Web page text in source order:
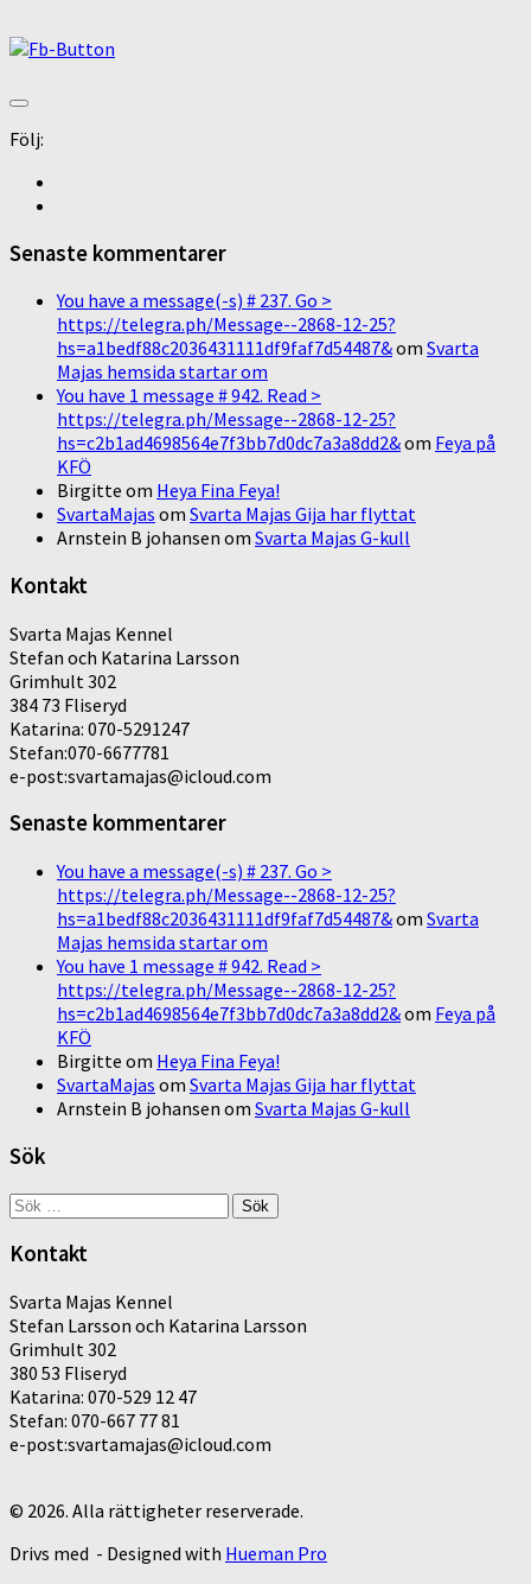
Följ:
Senaste kommentarer
You have a message(-s) # 237. Go >
https://telegra.ph/Message--2868-12-25?
hs=a1bedf88c2036431111df9faf7d54487&om Svarta
Majas hemsida startar om
You have 1 message # 942. Read >
https://telegra.ph/Message--2868-12-25?
hs=c2b1ad4698564e7f3bb7d0dc7a3a8dd2&om Feya på
KFÖ
Birgitte om Heya Fina Feya!
SvartaMajas om Svarta Majas Gija har flyttat
Arnstein B johansen om Svarta Majas G-kull
Kontakt
Svarta Majas Kennel
Stefan och Katarina Larsson
Grimhult 302
384 73 Fliseryd
Katarina: 070-5291247
Stefan:070-6677781
e-post:svartamajas@icloud.com
Senaste kommentarer
You have a message(-s) # 237. Go >
https://telegra.ph/Message--2868-12-25?
hs=a1bedf88c2036431111df9faf7d54487&om Svarta
Majas hemsida startar om
You have 1 message # 942. Read >
https://telegra.ph/Message--2868-12-25?
hs=c2b1ad4698564e7f3bb7d0dc7a3a8dd2&om Feya på
KFÖ
Birgitte om Heya Fina Feya!
SvartaMajas om Svarta Majas Gija har flyttat
Arnstein B johansen om Svarta Majas G-kull
Sök
Sök
efter:
Kontakt
Svarta Majas Kennel
Stefan Larsson och Katarina Larsson
Grimhult 302
380 53 Fliseryd
Katarina: 070-529 12 47
Stefan: 070-667 77 81
e-post:svartamajas@icloud.com
© 2026. Alla rättigheter reserverade.
Drivs med - Designed with Hueman Pro